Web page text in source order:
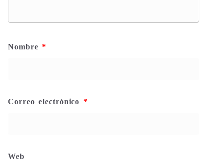
Nombre*
Correo electrónico*
Web